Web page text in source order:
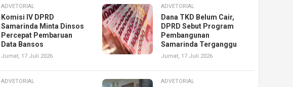
ADVETORIAL
Komisi IV DPRD
Samarinda Minta Dinsos
Percepat Pembaruan
Data Bansos
Jumat, 17 Juli 2026
ADVETORIAL
Dana TKD Belum Cair,
DPRD Sebut Program
Pembangunan
Samarinda Terganggu
Jumat, 17 Juli 2026
ADVETORIAL ADVETORIAL